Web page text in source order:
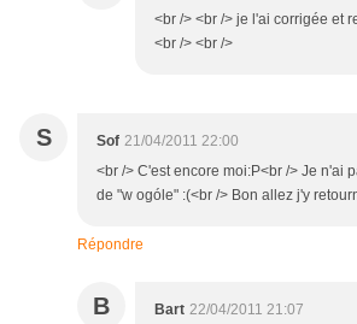
<br /> <br /> je l'ai corrigée et
<br /> <br />
S Sof 21/04/2011 22:00
<br /> C'est encore moi:P<br /> Je n'ai
de "w ogóle" :(<br /> Bon allez j'y
Répondre
B Bart 22/04/2011 21:07